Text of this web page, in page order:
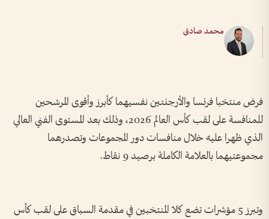
محمد صادق
فرض منتخبا فرنسا والأرجنتين نفسيهما كأبرز وأقوى المرشحين
للمنافسة على لقب كأس العالم 2026، وذلك بعد المستوى الفني العالي
الذي ظهرا عليه خلال منافسات دور المجموعات وتصدرهما
مجموعتيهما بالعلامة الكاملة برصيد 9 نقاط.
وتبرز 5 مؤشرات تضع كلا المنتخبين في مقدمة السباق على لقب كأس